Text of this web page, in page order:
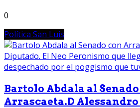
0
Política San Luis
Bartolo Abdala al
Arrascaeta.D